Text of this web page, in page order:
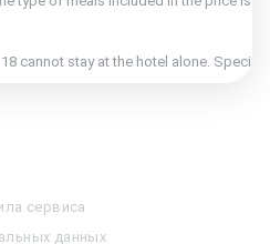
cannot stay at the hotel alone.
Новгороде
сервиса
данных